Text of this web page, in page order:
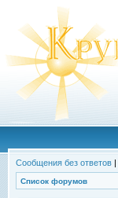
Сообщения без ответов |
Список форумов